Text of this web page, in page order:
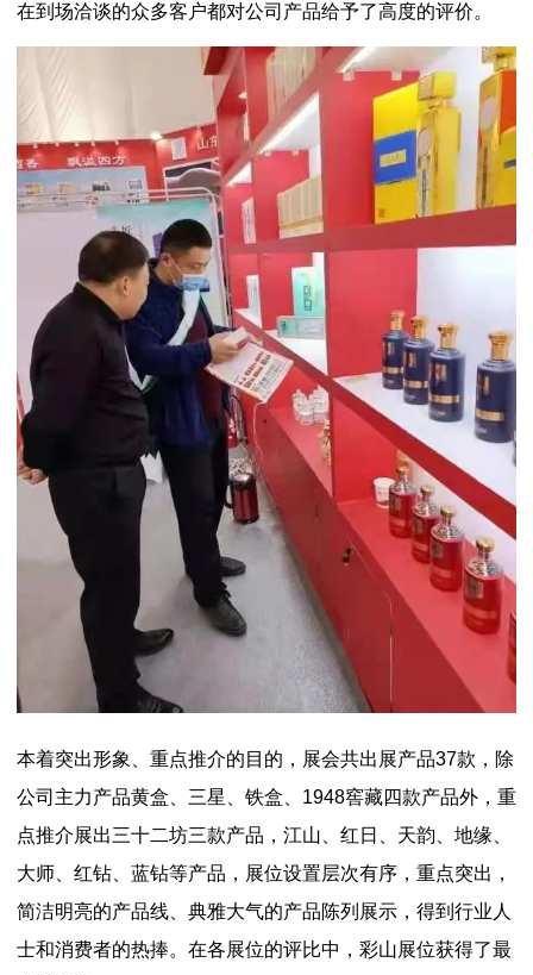
在到场洽谈的众多客户都对公司产品给予了高度的评价。
本着突出形象、重点推介的目的，展会共出展产品37款，除
公司主力产品黄盒、三星、铁盒、1948窖藏四款产品外，重
点推介展出三十二坊三款产品，江山、红日、天韵、地缘、
大师、红钻、蓝钻等产品，展位设置层次有序，重点突出，
简洁明亮的产品线、典雅大气的产品陈列展示，得到行业人
士和消费者的热捧。在各展位的评比中，彩山展位获得了最